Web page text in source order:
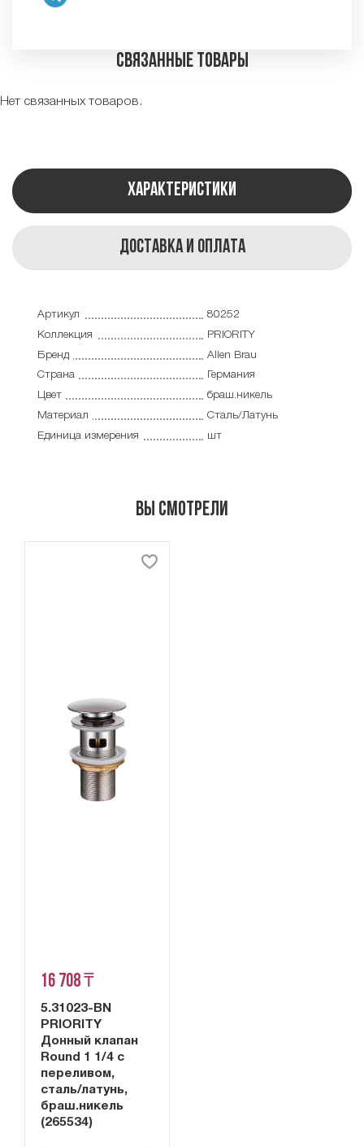
Связанные товары
Нет связанных товаров.
Характеристики
Доставка и оплата
Артикул
80252
Коллекция
PRIORITY
Бренд
Allen Brau
Страна
Германия
Цвет
браш.никель
Материал
Сталь/Латунь
Единица измерения
шт
Вы смотрели
16 708 ₸
5.31023-BN
PRIORITY
Донный клапан
Round 1 1/4 с
переливом,
сталь/латунь,
браш.никель
(265534)